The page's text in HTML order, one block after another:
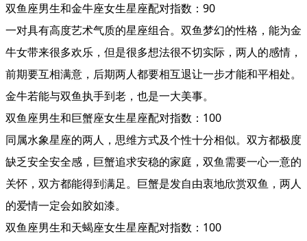
双鱼座男生和金牛座女生星座配对指数：90
一对具有高度艺术气质的星座组合。双鱼梦幻的性格，能为金
牛女带来很多欢乐，但是很多想法很不切实际，两人的感情，
前期要互相满意，后期两人都要相互退让一步才能和平相处。
金牛若能与双鱼执手到老，也是一大美事。
双鱼座男生和巨蟹座女生星座配对指数：100
同属水象星座的两人，思维方式及个性十分相似。双方都极度
缺乏安全安全感，巨蟹追求安稳的家庭，双鱼需要一心一意的
关怀，双方都能得到满足。巨蟹是发自由衷地欣赏双鱼，两人
的爱情一定会如胶如漆。
双鱼座男生和天蝎座女生星座配对指数：100